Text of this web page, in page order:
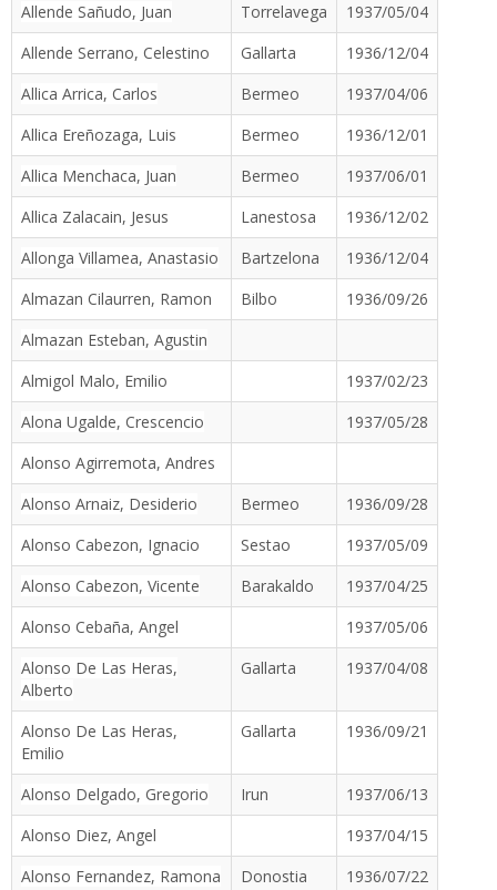
Allende Sañudo, Juan
Torrelavega
1937/05/04
Allende Serrano, Celestino
Gallarta
1936/12/04
Allica Arrica, Carlos
Bermeo
1937/04/06
Allica Ereñozaga, Luis
Bermeo
1936/12/01
Allica Menchaca, Juan
Bermeo
1937/06/01
Allica Zalacain, Jesus
Lanestosa
1936/12/02
Allonga Villamea, Anastasio
Bartzelona
1936/12/04
Almazan Cilaurren, Ramon
Bilbo
1936/09/26
Almazan Esteban, Agustin
Almigol Malo, Emilio
1937/02/23
Alona Ugalde, Crescencio
1937/05/28
Alonso Agirremota, Andres
Alonso Arnaiz, Desiderio
Bermeo
1936/09/28
Alonso Cabezon, Ignacio
Sestao
1937/05/09
Alonso Cabezon, Vicente
Barakaldo
1937/04/25
Alonso Cebaña, Angel
1937/05/06
Alonso De Las Heras,
Alberto
Gallarta 1937/04/08
Alonso De Las Heras,
Emilio
Gallarta 1936/09/21
Alonso Delgado, Gregorio Irun
1937/06/13
Alonso Diez, Angel
1937/04/15
Alonso Fernandez, Ramona
Donostia
1936/07/22